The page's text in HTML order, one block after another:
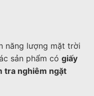
năng lượng mặt trời
sản phẩm có giấy
tra nghiêm ngặt